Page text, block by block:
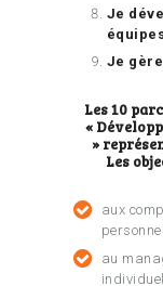
Je
Je
Les 10
«
»
Les
aux
au